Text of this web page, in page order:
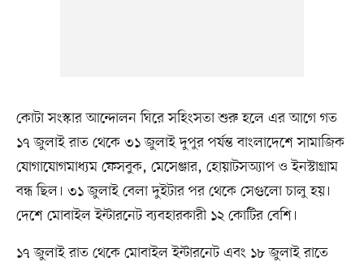
কোটা সংস্কার আন্দোলন ঘিরে সহিংসতা শুরু হলে এর আগে গত
১৭ জুলাই রাত থেকে ৩১ জুলাই দুপুর পর্যন্ত বাংলাদেশে সামাজিক
যোগাযোগমাধ্যম ফেসবুক, মেসেঞ্জার, হোয়াটসঅ্যাপ ও ইনস্টাগ্রাম
বন্ধ ছিল। ৩১ জুলাই বেলা দুইটার পর থেকে সেগুলো চালু হয়।
দেশে মোবাইল ইন্টারনেট ব্যবহারকারী ১২ কোটির বেশি।
১৭ জুলাই রাত থেকে মোবাইল ইন্টারনেট এবং ১৮ জুলাই রাতে